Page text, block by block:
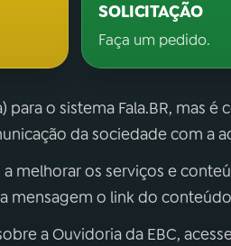
SOLICITAÇÃO
Faça um pedido.
o sistema Fala.BR, mas é
da sociedade com a
a melhorar os serviços e
mensagem o link do
a Ouvidoria da EBC,